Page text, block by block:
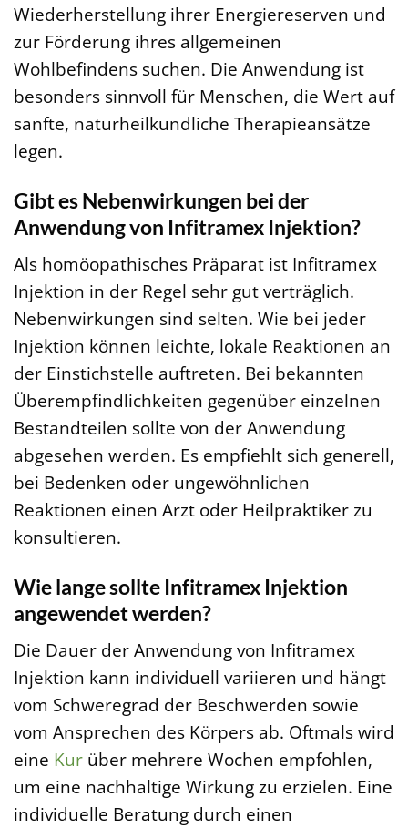
Wiederherstellung ihrer Energiereserven und
zur Förderung ihres allgemeinen
Wohlbefindens suchen. Die Anwendung ist
besonders sinnvoll für Menschen, die Wert auf
sanfte, naturheilkundliche Therapieansätze
legen.
Gibt es Nebenwirkungen bei der
Anwendung von Infitramex Injektion?
Als homöopathisches Präparat ist Infitramex
Injektion in der Regel sehr gut verträglich.
Nebenwirkungen sind selten. Wie bei jeder
Injektion können leichte, lokale Reaktionen an
der Einstichstelle auftreten. Bei bekannten
Überempfindlichkeiten gegenüber einzelnen
Bestandteilen sollte von der Anwendung
abgesehen werden. Es empfiehlt sich generell,
bei Bedenken oder ungewöhnlichen
Reaktionen einen Arzt oder Heilpraktiker zu
konsultieren.
Wie lange sollte Infitramex Injektion
angewendet werden?
Die Dauer der Anwendung von Infitramex
Injektion kann individuell variieren und hängt
vom Schweregrad der Beschwerden sowie
vom Ansprechen des Körpers ab. Oftmals wird
eine Kur über mehrere Wochen empfohlen,
um eine nachhaltige Wirkung zu erzielen. Eine
individuelle Beratung durch einen